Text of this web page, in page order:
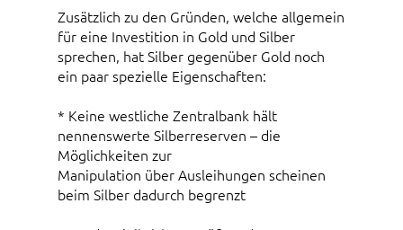
Zusätzlich zu den Gründen, welche allgemein
für eine Investition in Gold und Silber
sprechen, hat Silber gegenüber Gold noch
ein paar spezielle Eigenschaften:
* Keine westliche Zentralbank hält
nennenswerte Silberreserven – die
Möglichkeiten zur
Manipulation über Ausleihungen scheinen
beim Silber dadurch begrenzt